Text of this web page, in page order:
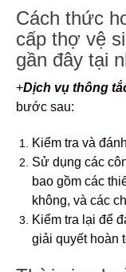
Cách thức
cấp thợ vệ
gần đây tại
+Dịch vụ thông
bước sau:
Kiểm tra và
Sử dụng các
bao gồm các
không, và các
Kiểm tra lại để
giải quyết hoàn